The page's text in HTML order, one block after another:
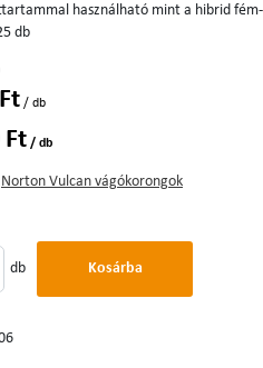
használható mint a hibrid
db
/ db
Ft / db
Norton Vulcan vágókorongok
db Kosárba